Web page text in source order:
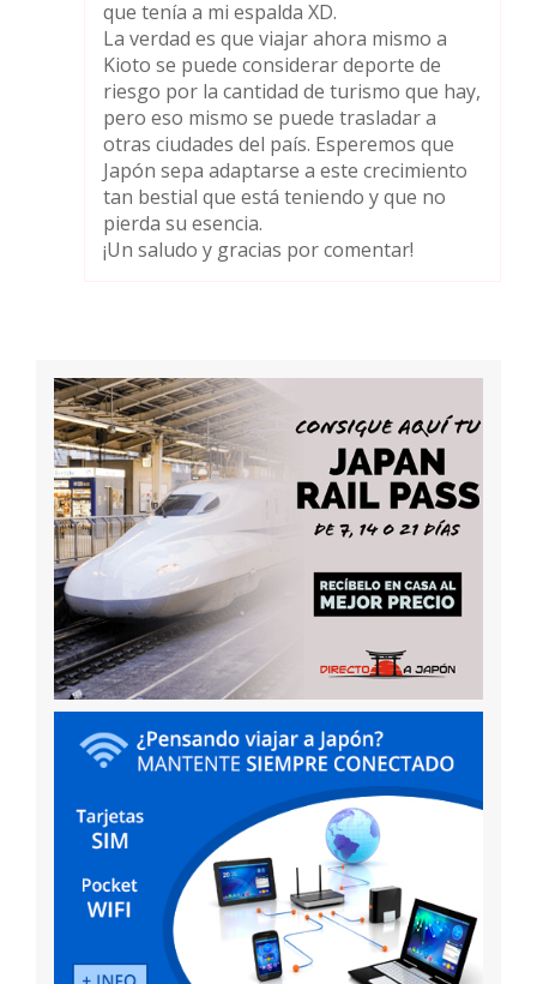
que tenía a mi espalda XD.
La verdad es que viajar ahora mismo a
Kioto se puede considerar deporte de
riesgo por la cantidad de turismo que hay,
pero eso mismo se puede trasladar a
otras ciudades del país. Esperemos que
Japón sepa adaptarse a este crecimiento
tan bestial que está teniendo y que no
pierda su esencia.
¡Un saludo y gracias por comentar!